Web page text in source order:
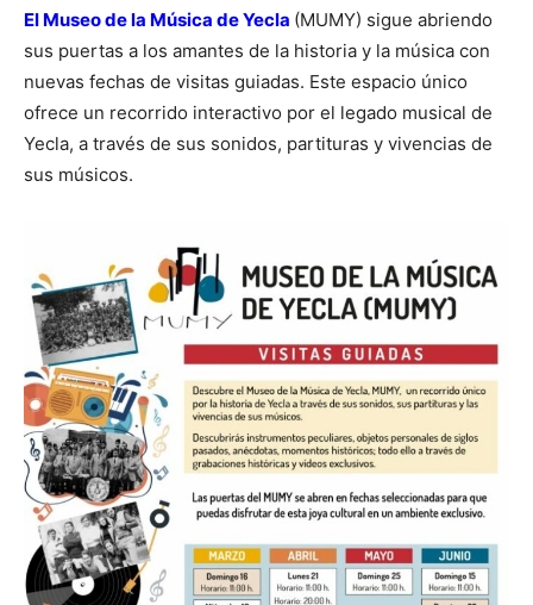
El Museo de la Música de Yecla (MUMY) sigue abriendo
sus puertas a los amantes de la historia y la música con
nuevas fechas de visitas guiadas. Este espacio único
ofrece un recorrido interactivo por el legado musical de
Yecla, a través de sus sonidos, partituras y vivencias de
sus músicos.